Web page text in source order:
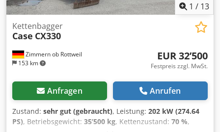
1 / 13
Zimmern ob Rottweil
153 km
Kettenbagger
Case CX330
EUR 32’500
Festpreis zzgl. MwSt.
Anfragen Anrufen
Zustand: sehr gut (gebraucht), Leistung: 202 kW (274.64
PS), Betriebsgewicht: 35’500 kg, Kettenzustand: 70 %,